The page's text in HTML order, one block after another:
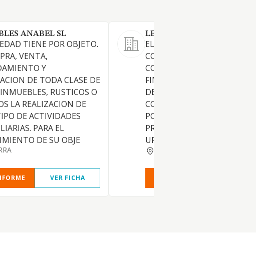
ANABEL SL
TIENE POR OBJETO.
VENTA,
Y
DE TODA CLASE DE
RUSTICOS O
LA REALIZACION DE
DE ACTIVIDADES
PARA EL
DE SU OBJE
VER FICHA
LESACA INMUEBLES SL.
EL OBJETO SOCIAL DE LA
COMPANIA CONSISTE EN: A.
COMPRAVENTA DE
FINCAS, EDIFICIOS E
DE TODAS CLASES; LA
CONSTRUCCION DE
POR CUENTA PROPIA O
PROMOCION DE PLANES DE
URBANIZACION, R